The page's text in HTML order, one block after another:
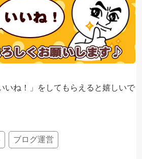
いね！」をしてもらえると嬉しいで
ブログ運営